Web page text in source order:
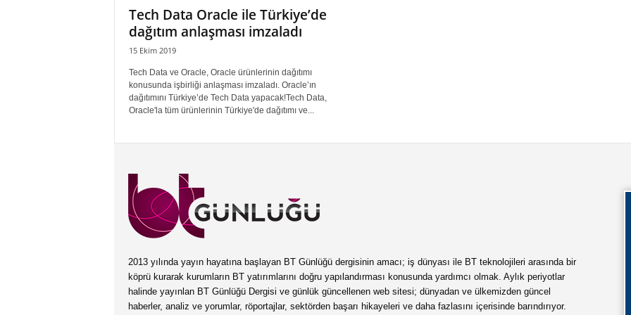
Tech Data Oracle ile Türkiye’de
dağıtım anlaşması imzaladı
15 Ekim 2019
Tech Data ve Oracle, Oracle ürünlerinin dağıtımı
konusunda işbirliği anlaşması imzaladı. Oracle’ın
dağıtımını Türkiye’de Tech Data yapacak!Tech Data,
Oracle'la tüm ürünlerinin Türkiye'de dağıtımı ve...
2013 yılında yayın hayatına başlayan BT Günlüğü dergisinin amacı; iş dünyası ile BT teknolojileri arasında bir
köprü kurarak kurumların BT yatırımlarını doğru yapılandırması konusunda yardımcı olmak. Aylık periyotlar
halinde yayınlan BT Günlüğü Dergisi ve günlük güncellenen web sitesi; dünyadan ve ülkemizden güncel
haberler, analiz ve yorumlar, röportajlar, sektörden başarı hikayeleri ve daha fazlasını içerisinde barındırıyor.